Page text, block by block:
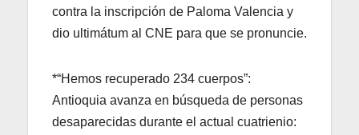
contra la inscripción de Paloma Valencia y
dio ultimátum al CNE para que se pronuncie.
*“Hemos recuperado 234 cuerpos”:
Antioquia avanza en búsqueda de personas
desaparecidas durante el actual cuatrienio: